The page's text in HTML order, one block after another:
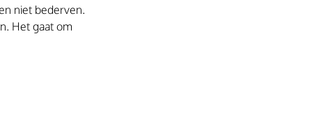
niet bederven.
Het gaat om